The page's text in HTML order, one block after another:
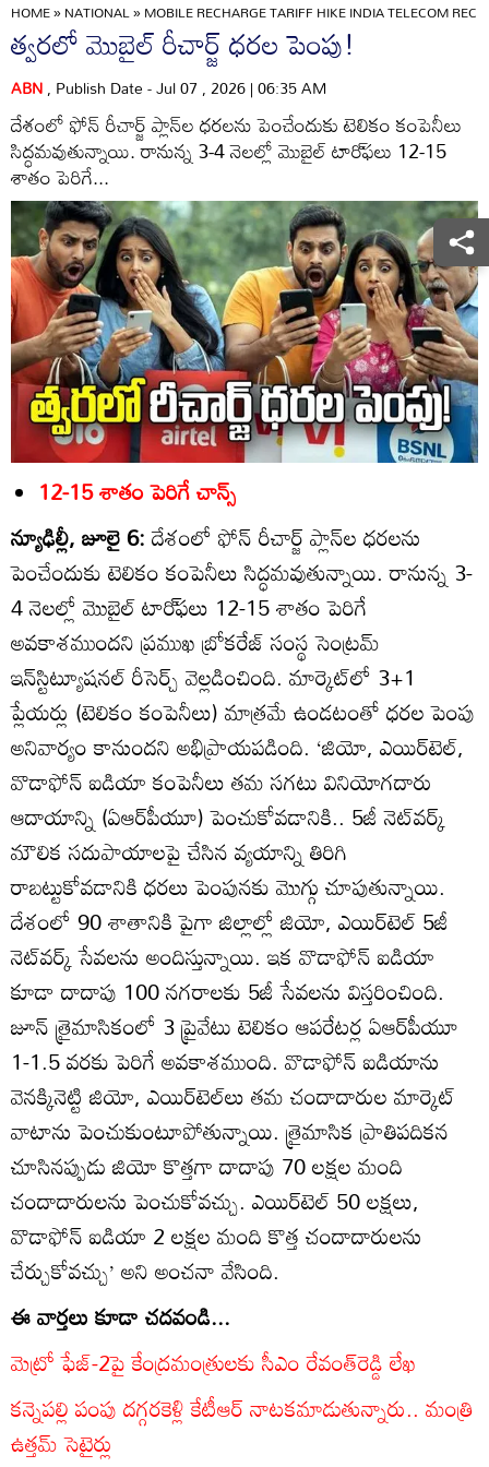
HOME»NATIONAL»MOBILE RECHARGE TARIFF HIKE INDIA TELECOM
త్వరలో మొబైల్‌ రీచార్జ్‌ ధరల పెంపు!
ABN, Publish Date - Jul 07 , 2026 | 06:35 AM
దేశంలో ఫోన్‌ రీచార్జ్‌ ప్లాన్‌ల ధరలను పెంచేందుకు టెలికం కంపెనీలు
సిద్ధమవుతున్నాయి. రానున్న 3-4 నెలల్లో మొబైల్‌ టారి్‌ఫలు 12-15
శాతం పెరిగే...
12-15 శాతం పెరిగే చాన్స్‌
న్యూఢిల్లీ, జూలై 6:దేశంలో ఫోన్‌ రీచార్జ్‌ ప్లాన్‌ల ధరలను
పెంచేందుకు టెలికం కంపెనీలు సిద్ధమవుతున్నాయి. రానున్న 3-
4 నెలల్లో మొబైల్‌ టారి్‌ఫలు 12-15 శాతం పెరిగే
అవకాశముందని ప్రముఖ బ్రోకరేజ్‌ సంస్థ సెంట్రమ్‌
ఇన్‌స్టిట్యూషనల్‌ రీసెర్చ్‌ వెల్లడించింది. మార్కెట్‌లో 3+1
ప్లేయర్లు (టెలికం కంపెనీలు) మాత్రమే ఉండటంతో ధరల పెంపు
అనివార్యం కానుందని అభిప్రాయపడింది. ‘జియో, ఎయిర్‌టెల్‌,
వొడాఫోన్‌ ఐడియా కంపెనీలు తమ సగటు వినియోగదారు
ఆదాయాన్ని (ఏఆర్‌పీయూ) పెంచుకోవడానికి.. 5జీ నెట్‌వర్క్‌
మౌలిక సదుపాయాలపై చేసిన వ్యయాన్ని తిరిగి
రాబట్టుకోవడానికి ధరలు పెంపునకు మొగ్గు చూపుతున్నాయి.
దేశంలో 90 శాతానికి పైగా జిల్లాల్లో జియో, ఎయిర్‌టెల్‌ 5జీ
నెట్‌వర్క్‌ సేవలను అందిస్తున్నాయి. ఇక వొడాఫోన్‌ ఐడియా
కూడా దాదాపు 100 నగరాలకు 5జీ సేవలను విస్తరించింది.
జూన్‌ త్రైమాసికంలో 3 ప్రైవేటు టెలికం ఆపరేటర్ల ఏఆర్‌పీయూ
1-1.5 వరకు పెరిగే అవకాశముంది. వొడాఫోన్‌ ఐడియాను
వెనక్కినెట్టి జియో, ఎయిర్‌టెల్‌లు తమ చందాదారుల మార్కెట్‌
వాటాను పెంచుకుంటూపోతున్నాయి. త్రైమాసిక ప్రాతిపదికన
చూసినప్పుడు జియో కొత్తగా దాదాపు 70 లక్షల మంది
చందాదారులను పెంచుకోవచ్చు. ఎయిర్‌టెల్‌ 50 లక్షలు,
వొడాఫోన్‌ ఐడియా 2 లక్షల మంది కొత్త చందాదారులను
చేర్చుకోవచ్చు’ అని అంచనా వేసింది.
ఈ వార్తలు కూడా చదవండి...
మెట్రో ఫేజ్-2పై కేంద్రమంత్రులకు సీఎం రేవంత్‌రెడ్డి లేఖ
కన్నెపల్లి పంపు దగ్గరకెళ్లి కేటీఆర్ నాటకమాడుతున్నారు.. మంత్రి
ఉత్తమ్ సెటైర్లు